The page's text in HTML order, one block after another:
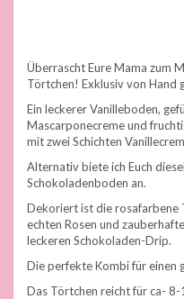
Überrascht Eure Mama zum
Törtchen! Exklusiv von Hand
Ein leckerer Vanilleboden,
Mascarponecreme und
mit zwei Schichten
Alternativ biete ich Euch
Schokoladenboden an.
Dekoriert ist die rosafarbene
echten Rosen und
leckeren Schokoladen-Drip.
Die perfekte Kombi für einen
Das Törtchen reicht für ca-